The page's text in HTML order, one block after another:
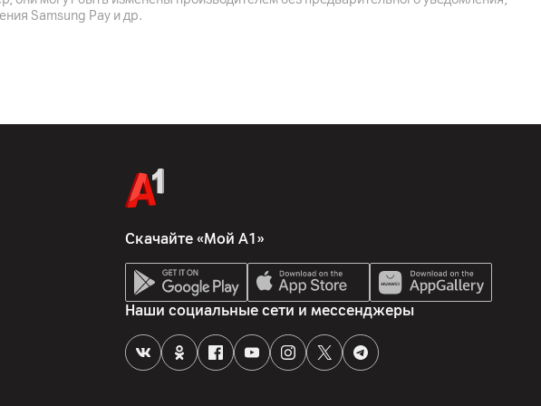
4.4 г, кейс: 34.5 г
«ЭлкоТелеком», Логойский тракт 22а, к.2, 220090, Минск, Беларусь
Communication Co., Ltd.; The Raibow City of Chine Resources, NO.68, Qinghe
Street, Haidian District, Beijing, Китай
комплектная документация, наушники, кабель
Samsung Pay и др.
Скачайте «Мой А1»
Наши социальные сети и мессенджеры